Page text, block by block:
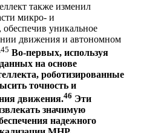
также изменил
микро- и
уникальное
движения и автономном
Во-первых, используя
на основе
роботизированные
точность и
движения.46 Эти
значимую
надежного